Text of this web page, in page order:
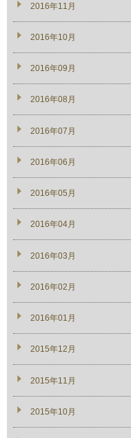
2016年11月
2016年10月
2016年09月
2016年08月
2016年07月
2016年06月
2016年05月
2016年04月
2016年03月
2016年02月
2016年01月
2015年12月
2015年11月
2015年10月